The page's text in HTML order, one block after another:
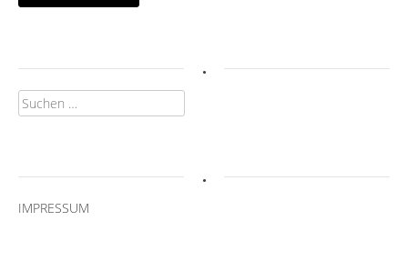
.
Suchen
nach:
.
IMPRESSUM